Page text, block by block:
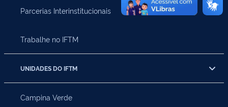
Parcerias Interinstitucionais
Trabalhe no IFTM
UNIDADES DO IFTM
Campina Verde